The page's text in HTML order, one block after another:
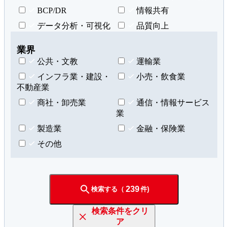
BCP/DR
情報共有
データ分析・可視化
品質向上
業界
公共・文教
運輸業
インフラ業・建設・
不動産業
小売・飲食業
商社・卸売業
通信・情報サービス
業
製造業
金融・保険業
その他
検索する（ 239件)
検索条件をクリ
ア